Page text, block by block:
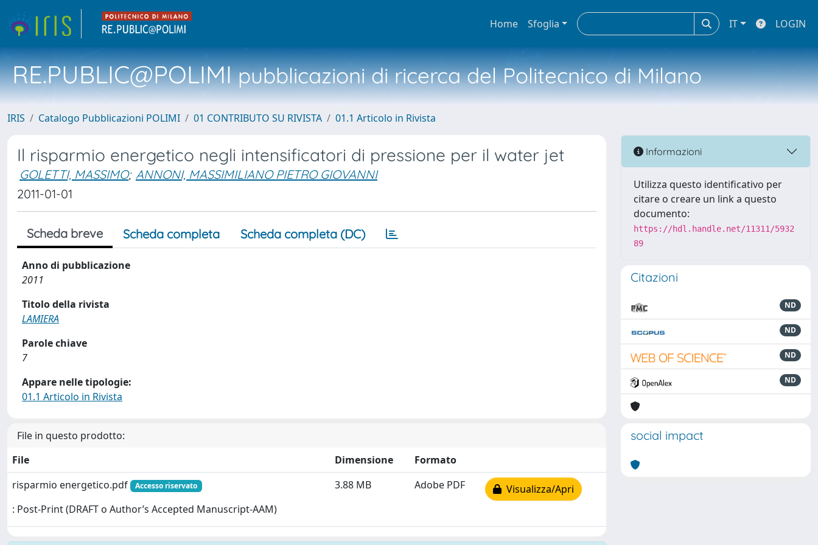
Home Sfoglia IT LOGIN
RE.PUBLIC@POLIMIpubblicazioni di ricerca del Politecnico di Milano
IRIS Catalogo Pubblicazioni POLIMI 01 CONTRIBUTO SU RIVISTA 01.1 Articolo in Rivista
Il risparmio energetico negli intensificatori di pressione per il water jet
GOLETTI, MASSIMO; ANNONI, MASSIMILIANO PIETRO GIOVANNI
2011-01-01
Scheda breve Scheda completa Scheda completa (DC)
Anno di pubblicazione
2011
Titolo della rivista
LAMIERA
Parole chiave
7
Appare nelle tipologie:
01.1 Articolo in Rivista
File in questo prodotto:
File
Dimensione
Formato
risparmio energetico.pdf
Accesso riservato
: Post-Print (DRAFT o Author’s Accepted Manuscript-AAM)
3.88 MB Adobe PDF Visualizza/Apri
Informazioni
Utilizza questo identificativo per
citare o creare un link a questo
documento:
https://hdl.handle.net/11311/5932
89
Citazioni
ND
ND
ND
ND
social impact